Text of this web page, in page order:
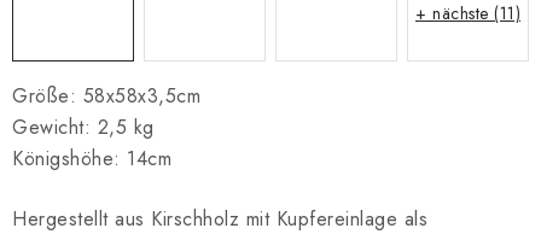
Geschäftsbedingungen
Größe: 58x58x3,5cm
Gewicht: 2,5 kg
Königshöhe: 14cm
Hergestellt aus Kirschholz mit Kupfereinlage als
+ nächste (11)